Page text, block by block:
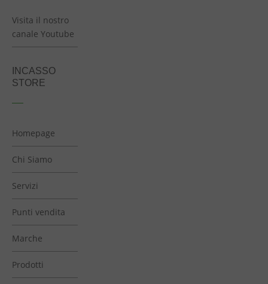
Visita il nostro
canale Youtube
INCASSO
STORE
Homepage
Chi Siamo
Servizi
Punti vendita
Marche
Prodotti